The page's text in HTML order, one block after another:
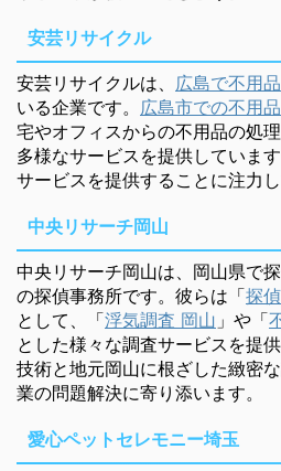
安芸リサイクル
安芸リサイクルは、 広島で不用
いる企業です。 広島市での不用
宅やオフィスからの不用品の処
多様なサービスを提供していま
サービスを提供することに注力し
中央リサーチ岡山
中央リサーチ岡山は、岡山県で
の探偵事務所です。彼らは「探
として、「浮気調査 岡山 」や「
とした様々な調査サービスを提
技術と地元岡山に根ざした緻密
業の問題解決に寄り添います。
愛心ペットセレモニー埼玉